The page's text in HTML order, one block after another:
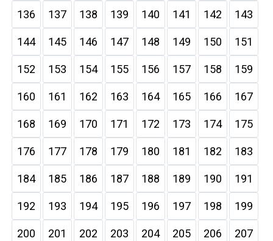
136 137 138 139 140 141 142 143
144 145 146 147 148 149 150 151
152 153 154 155 156 157 158 159
160 161 162 163 164 165 166 167
168 169 170 171 172 173 174 175
176 177 178 179 180 181 182 183
184 185 186 187 188 189 190 191
192 193 194 195 196 197 198 199
200 201 202 203 204 205 206 207